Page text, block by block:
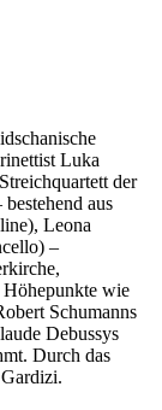
Luka
der
aus
Leona
–
wie
Schumanns
Debussys
Durch das